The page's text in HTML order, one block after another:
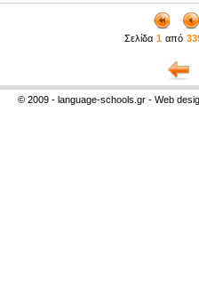
Σελίδα 1 από
© 2009 - language-schools.gr - Web